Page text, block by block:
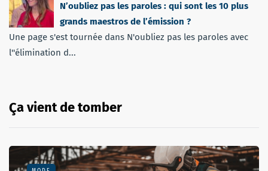
N’oubliez pas les paroles : qui sont les 10 plus
grands maestros de l’émission ?
Une page s'est tournée dans N'oubliez pas les paroles avec
l''élimination d...
Ça vient de tomber